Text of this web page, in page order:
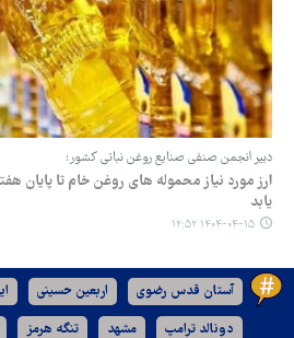
دبیر انجمن صنفی صنایع روغن نباتی کشور:
ارز مورد نیاز محموله های روغن خام تا
یابد
۱۴۰۴-۰۴-۱۵ ۱۲:۵۲
آستان قدس رضوی اربعین حسینی
دونالد ترامپ مشهد تنگه هرمز